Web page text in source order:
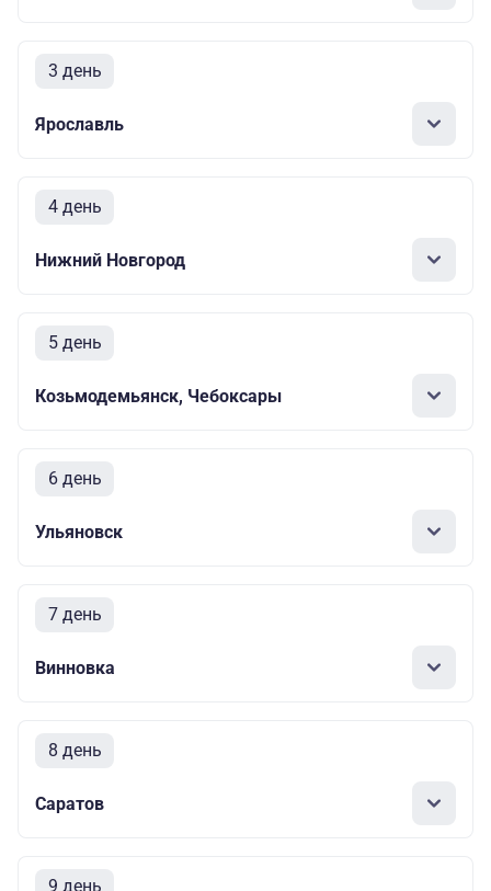
3 день
Ярославль
4 день
Нижний Новгород
5 день
Козьмодемьянск, Чебоксары
6 день
Ульяновск
7 день
Винновка
8 день
Саратов
9 день